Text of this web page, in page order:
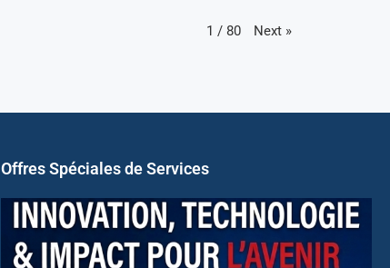
1 / 80 Next »
Offres Spéciales de Services